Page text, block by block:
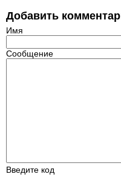
Добавить
Имя
Сообщение
Введите код